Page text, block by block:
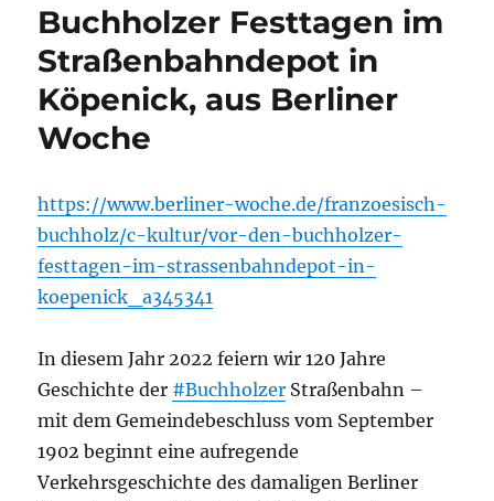
Buchholzer Festtagen im
Straßenbahndepot in
Köpenick, aus Berliner
Woche
https://www.berliner-woche.de/franzoesisch-
buchholz/c-kultur/vor-den-buchholzer-
festtagen-im-strassenbahndepot-in-
koepenick_a345341
In diesem Jahr 2022 feiern wir 120 Jahre
Geschichte der #Buchholzer Straßenbahn –
mit dem Gemeindebeschluss vom September
1902 beginnt eine aufregende
Verkehrsgeschichte des damaligen Berliner